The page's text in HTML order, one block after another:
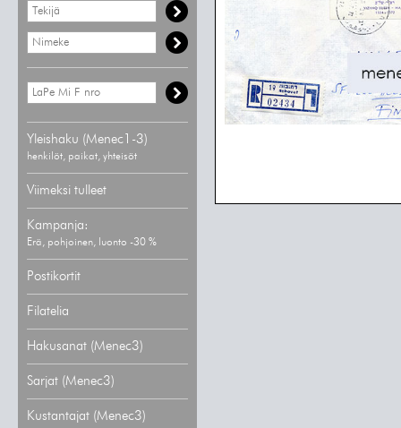
Yleishaku (Menec1-3)
henkilöt, paikat, yhteisöt
Viimeksi tulleet
Kampanja:
Erä, pohjoinen, luonto -30 %
Postikortit
Filatelia
Hakusanat (Menec3)
Sarjat (Menec3)
Kustantajat (Menec3)